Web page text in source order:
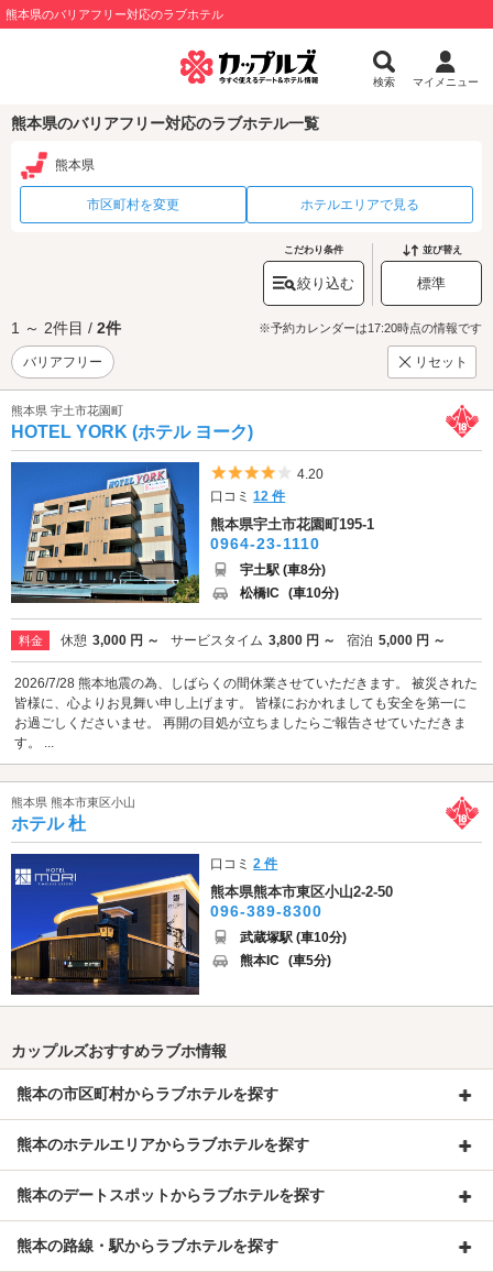
熊本県のバリアフリー対応のラブホテル
検索 マイメニュー
熊本県のバリアフリー対応のラブホテル一覧
熊本県
市区町村を変更 ホテルエリアで見る
こだわり条件
絞り込む
並び替え
標準
1 ～ 2件目 / 2件 ※予約カレンダーは17:20時点の情報です
バリアフリー リセット
熊本県 宇土市花園町
HOTEL YORK (ホテル ヨーク)
5つ星のうち4
4.20
口コミ12 件
熊本県宇土市花園町195-1
0964-23-1110
宇土駅 (車8分)
松橋IC (車10分)
料金 休憩 3,000 円 ～ サービスタイム 3,800 円 ～ 宿泊 5,000 円 ～
2026/7/28 熊本地震の為、しばらくの間休業させていただきます。 被災された
皆様に、心よりお見舞い申し上げます。 皆様におかれましても安全を第一に
お過ごしくださいませ。 再開の目処が立ちましたらご報告させていただきま
す。 ...
熊本県 熊本市東区小山
ホテル 杜
口コミ2 件
熊本県熊本市東区小山2-2-50
096-389-8300
武蔵塚駅 (車10分)
熊本IC (車5分)
カップルズおすすめラブホ情報
熊本の市区町村からラブホテルを探す
熊本のホテルエリアからラブホテルを探す
熊本のデートスポットからラブホテルを探す
熊本の路線・駅からラブホテルを探す